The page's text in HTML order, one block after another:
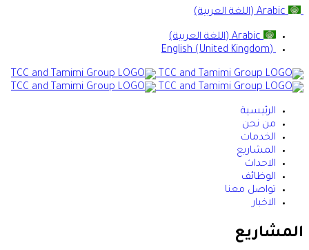
Arabic (اللغة العربية)
Arabic (اللغة العربية)
English (United Kingdom)
الرئيسية
من نحن
الخدمات
المشاريع
الاحداث
الوظائف
تواصل معنا
الاخبار
المشاريع